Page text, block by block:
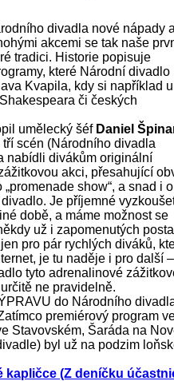
divadla nové nápady
akcemi se tak naše
tradici. Historie popisuje
které Národní divadlo
Kvapila, kdy si například
či českých
umělecký šéf Daniel
scén (Národního divadla
nabídli divákům originální
akci, přesahující
show“, a snad i o
Je příjemné
době, a máme možnost se
už i zapomenutých
pro pár rychlých diváků,
je tu naděje i pro další –
tyto adrenalinové
ne pravidelně.
do Národního
premiérový program
Stavovském, Šaráda na
byl už na podzim
kapličce (Z deníčku